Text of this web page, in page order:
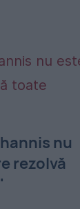
nu
rezolvă